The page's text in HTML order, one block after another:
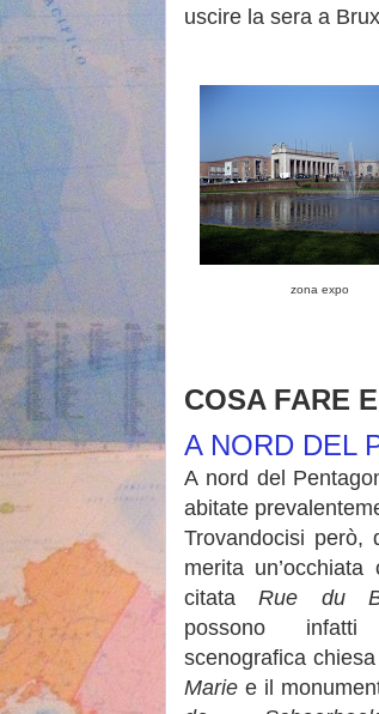
uscire la sera a
zona expo
COSA FARE
A NORD DEL
A nord del
abitate
Trovandocisi però,
merita
citataRue du
possono
scenografica
Marie e il